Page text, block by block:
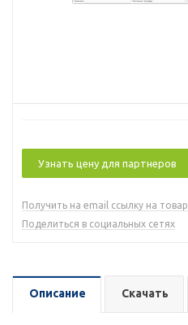
Узнать цену для партнеров
Получить на email ссылку на товар
Поделиться в социальных сетях
Описание Скачать